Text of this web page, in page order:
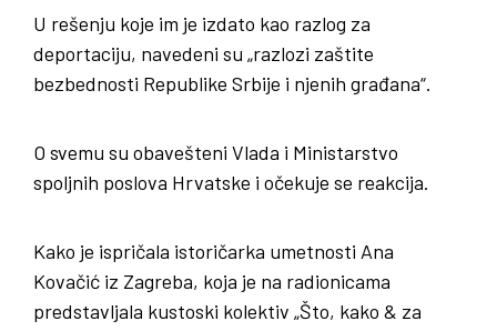
U rešenju koje im je izdato kao razlog za
deportaciju, navedeni su „razlozi zaštite
bezbednosti Republike Srbije i njenih građana“.
O svemu su obavešteni Vlada i Ministarstvo
spoljnih poslova Hrvatske i očekuje se reakcija.
Kako je ispričala istoričarka umetnosti Ana
Kovačić iz Zagreba, koja je na radionicama
predstavljala kustoski kolektiv „Što, kako & za